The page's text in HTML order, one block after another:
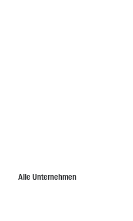
Alle Unternehmen